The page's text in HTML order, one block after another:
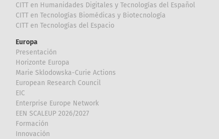
CITT en Humanidades Digitales y Tecnologías del Español
CITT en Tecnologías Biomédicas y Biotecnología
CITT en Tecnologías del Espacio
Europa
Presentación
Horizonte Europa
Marie Sklodowska-Curie Actions
European Research Council
EIC
Enterprise Europe Network
EEN SCALEUP 2026/2027
Formación
Innovación